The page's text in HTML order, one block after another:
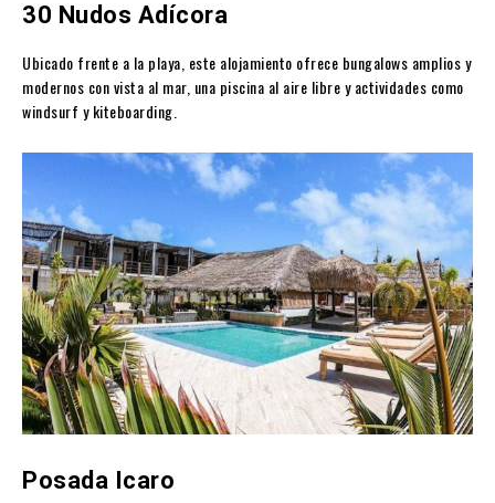
30 Nudos Adícora
Ubicado frente a la playa, este alojamiento ofrece bungalows amplios y
modernos con vista al mar, una piscina al aire libre y actividades como
windsurf y kiteboarding.
Posada Icaro